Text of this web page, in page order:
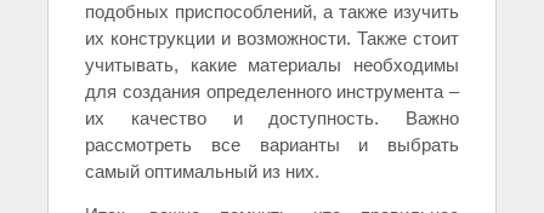
подобных приспособлений, а также изучить
их конструкции и возможности. Также стоит
учитывать, какие материалы необходимы
для создания определенного инструмента –
их качество и доступность. Важно
рассмотреть все варианты и выбрать
самый оптимальный из них.